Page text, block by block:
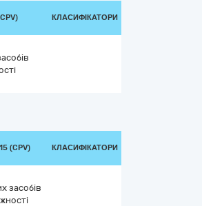
КЛАСИФІКАТОРИ
(CPV) КЛАСИФІКАТОРИ
засобів